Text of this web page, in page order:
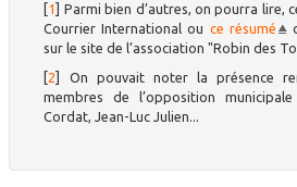
1 Parmi bien d’autres, on pourra lire,
Courrier International ou ce résumé
sur le site de l’association "Robin des
2
On pouvait noter la présence
membres de l’opposition
Cordat, Jean-Luc Julien...